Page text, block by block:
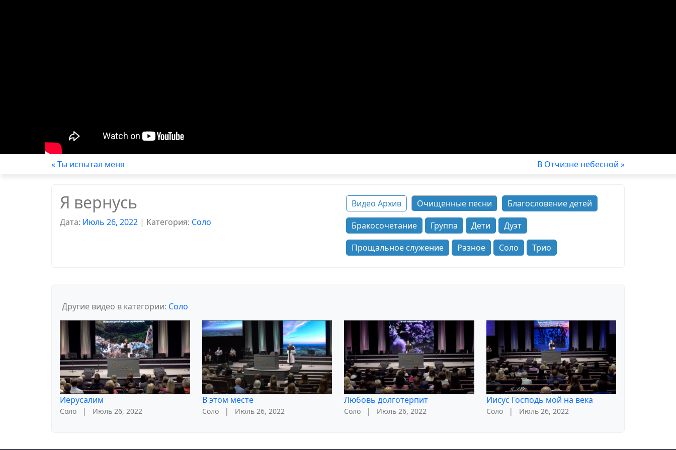
« Ты испытал меня В Отчизне небесной »
Я вернусь
Дата: Июль 26, 2022 | Kатегория: Соло
Видео Архив Очищенные песни
Благословение детей
Бракосочетание
Группа Дети
Дуэт
Прощальное служение
Разное Соло Трио
Другие видео в категории: Соло
Иерусалим
Соло | Июль 26, 2022
В этом месте
Соло| Июль 26, 2022
Любовь долготерпит
Соло | Июль 26, 2022
Иисус Господь мой на века
Соло| Июль 26, 2022